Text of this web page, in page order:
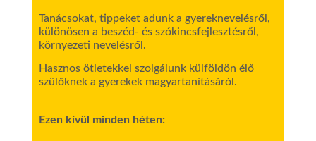
Tanácsokat, tippeket adunk a gyereknevelésről,
különösen a beszéd- és szókincsfejlesztésről,
környezeti nevelésről.
Hasznos ötletekkel szolgálunk külföldön élő
szülőknek a gyerekek magyartanításáról.
Ezen kívül minden héten: